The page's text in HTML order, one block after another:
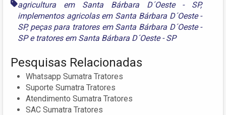
agricultura em Santa Bárbara D´Oeste - SP,
implementos agricolas em Santa Bárbara D´Oeste -
SP, peças para tratores em Santa Bárbara D´Oeste -
SPe tratores em Santa Bárbara D´Oeste - SP
Pesquisas Relacionadas
Whatsapp Sumatra Tratores
Suporte Sumatra Tratores
Atendimento Sumatra Tratores
SAC Sumatra Tratores